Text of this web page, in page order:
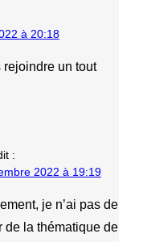
à 20:18
rejoindre un tout
:
2022 à 19:19
je n’ai pas de
de la thématique de